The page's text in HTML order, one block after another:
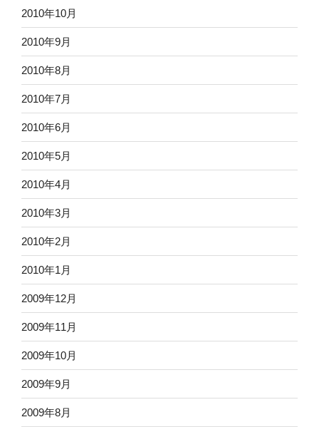
2010年10月
2010年9月
2010年8月
2010年7月
2010年6月
2010年5月
2010年4月
2010年3月
2010年2月
2010年1月
2009年12月
2009年11月
2009年10月
2009年9月
2009年8月